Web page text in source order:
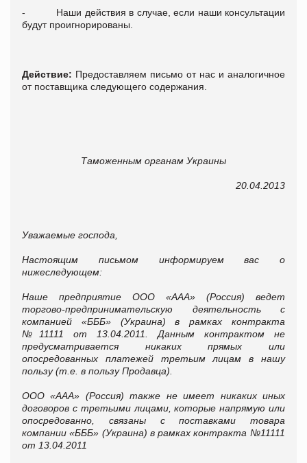
- Наши действия в случае, если наши консультации
будут проигнорированы.
Действие: Предоставляем письмо от нас и аналогичное
от поставщика следующего содержания.
Таможенным органам Украины
20.04.2013
Уважаемые господа,
Настоящим письмом информируем вас о
нижеследующем:
Наше предприятие ООО «ААА» (Россия) ведет
торгово-предпринимательскую деятельность с
компанией «БББ» (Украина) в рамках контракта
№11111 от 13.04.2011. Данным контрактом не
предусматривается никаких прямых или
опосредованных платежей третьим лицам в нашу
пользу (т.е. в пользу Продавца).
ООО «ААА» (Россия) также не имеет никаких иных
договоров с третьими лицами, которые напрямую или
опосредованно, связаны с поставками товара
компании «БББ» (Украина) в рамках контракта №11111
от 13.04.2011